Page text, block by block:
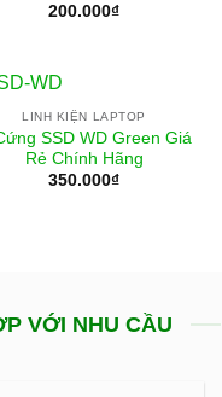
200.000₫
LINH KIỆN LAPTOP
SSD WD Green Giá
Rẻ Chính Hãng
350.000₫
VỚI NHU CẦU